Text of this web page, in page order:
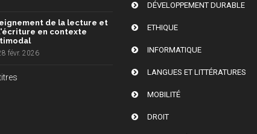
de la lecture et
en contexte
févr. 2026
DÉVELOPPEMENT DURABLE
ETHIQUE
INFORMATIQUE
LANGUES ET LITTÉRATURES
MOBILITÉ
DROIT